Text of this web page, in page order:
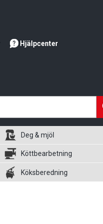
Hjälpcenter
Deg & mjöl
Köttbearbetning
Köksberedning